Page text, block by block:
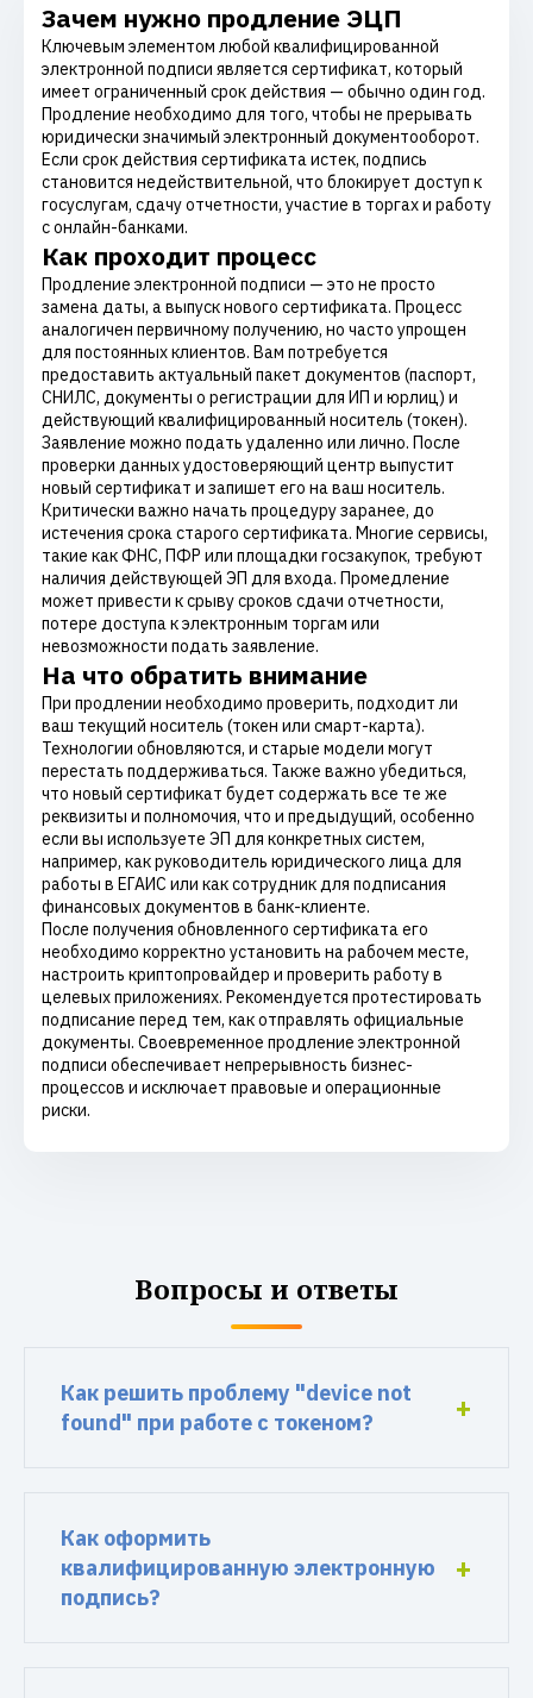
Зачем нужно продление ЭЦП
Ключевым элементом любой квалифицированной
электронной подписи является сертификат, который
имеет ограниченный срок действия — обычно один год.
Продление необходимо для того, чтобы не прерывать
юридически значимый электронный документооборот.
Если срок действия сертификата истек, подпись
становится недействительной, что блокирует доступ к
госуслугам, сдачу отчетности, участие в торгах и работу
с онлайн-банками.
Как проходит процесс
Продление электронной подписи — это не просто
замена даты, а выпуск нового сертификата. Процесс
аналогичен первичному получению, но часто упрощен
для постоянных клиентов. Вам потребуется
предоставить актуальный пакет документов (паспорт,
СНИЛС, документы о регистрации для ИП и юрлиц) и
действующий квалифицированный носитель (токен).
Заявление можно подать удаленно или лично. После
проверки данных удостоверяющий центр выпустит
новый сертификат и запишет его на ваш носитель.
Критически важно начать процедуру заранее, до
истечения срока старого сертификата. Многие сервисы,
такие как ФНС, ПФР или площадки госзакупок, требуют
наличия действующей ЭП для входа. Промедление
может привести к срыву сроков сдачи отчетности,
потере доступа к электронным торгам или
невозможности подать заявление.
На что обратить внимание
При продлении необходимо проверить, подходит ли
ваш текущий носитель (токен или смарт-карта).
Технологии обновляются, и старые модели могут
перестать поддерживаться. Также важно убедиться,
что новый сертификат будет содержать все те же
реквизиты и полномочия, что и предыдущий, особенно
если вы используете ЭП для конкретных систем,
например, как руководитель юридического лица для
работы в ЕГАИС или как сотрудник для подписания
финансовых документов в банк-клиенте.
После получения обновленного сертификата его
необходимо корректно установить на рабочем месте,
настроить криптопровайдер и проверить работу в
целевых приложениях. Рекомендуется протестировать
подписание перед тем, как отправлять официальные
документы. Своевременное продление электронной
подписи обеспечивает непрерывность бизнес-
процессов и исключает правовые и операционные
риски.
Вопросы и ответы
Как решить проблему "device not
found" при работе с токеном?
Как оформить
квалифицированную электронную
подпись?